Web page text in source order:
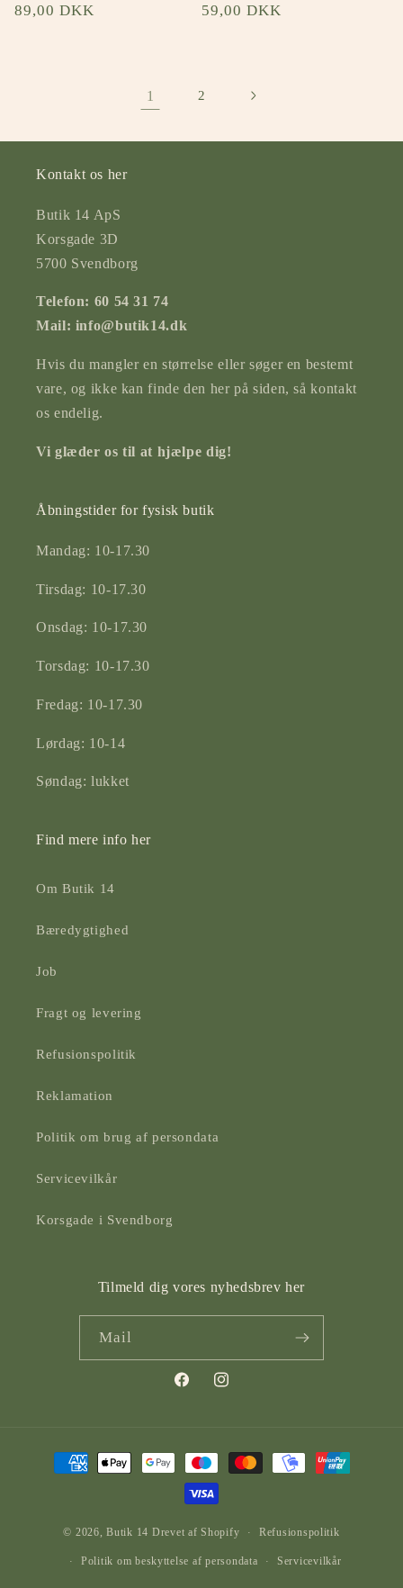
Normalpris
89,00 DKK Normalpris
59,00 DKK
1 2
Kontakt os her
Butik 14 ApS
Korsgade 3D
5700 Svendborg
Telefon: 60 54 31 74
Mail: info@butik14.dk
Hvis du mangler en størrelse eller søger en bestemt
vare, og ikke kan finde den her på siden, så kontakt
os endelig.
Vi glæder os til at hjælpe dig!
Åbningstider for fysisk butik
Mandag: 10-17.30
Tirsdag: 10-17.30
Onsdag: 10-17.30
Torsdag: 10-17.30
Fredag: 10-17.30
Lørdag: 10-14
Søndag: lukket
Find mere info her
Om Butik 14
Bæredygtighed
Job
Fragt og levering
Refusionspolitik
Reklamation
Politik om brug af persondata
Servicevilkår
Korsgade i Svendborg
Tilmeld dig vores nyhedsbrev her
Mail
FacebookInstagram
Betalingsmetoder
© 2026,Butik 14 Drevet af Shopify Refusionspolitik
Politik om beskyttelse af persondata Servicevilkår